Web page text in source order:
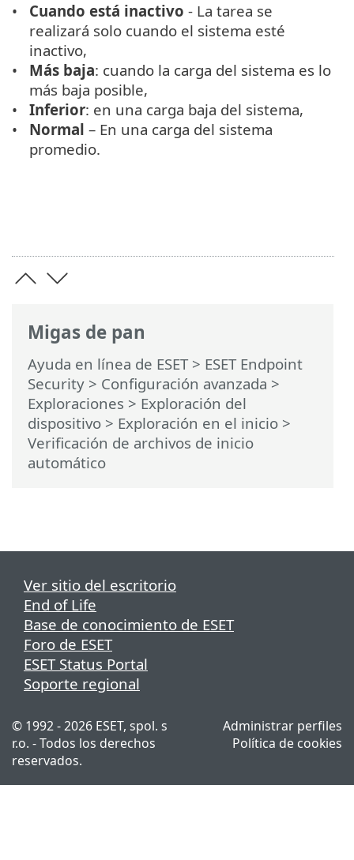
Migas de pan
Ayuda en línea de ESET> ESET Endpoint
Security > Configuración avanzada >
Exploraciones > Exploración del
dispositivo > Exploración en el inicio >
Verificación de archivos de inicio
automático
Cuando está inactivo - La tarea se
realizará solo cuando el sistema esté
inactivo,
Más baja: cuando la carga del sistema es lo
más baja posible,
Inferior: en una carga baja del sistema,
Normal – En una carga del sistema
promedio.
Ver sitio del escritorio
End of Life
Base de conocimiento de ESET
Foro de ESET
ESET Status Portal
Soporte regional
© 1992 - 2026 ESET, spol. s
r.o. - Todos los derechos
reservados.
Administrar perfiles
Política de cookies